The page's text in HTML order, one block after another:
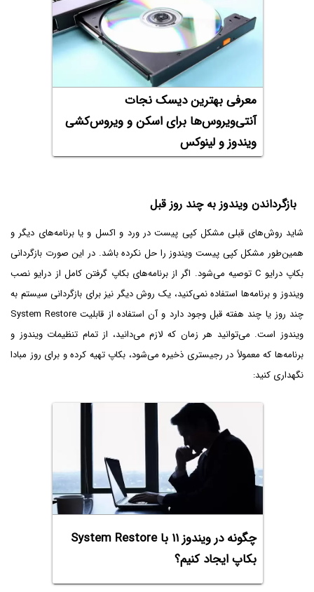
معرفی بهترین دیسک نجات
آنتی‌ویروس‌ها برای اسکن و ویروس‌کشی
ویندوز و لینوکس
بازگرداندن ویندوز به چند روز قبل
شاید روش‌های قبلی مشکل کپی پیست در ورد و اکسل و یا برنامه‌های دیگر و
همین‌طور مشکل کپی پیست ویندوز را حل نکرده باشد. در این صورت بازگردانی
بکاپ درایو C توصیه می‌شود. اگر از برنامه‌های بکاپ گرفتن کامل از درایو نصب
ویندوز و برنامه‌ها استفاده نمی‌کنید، یک روش دیگر نیز برای بازگردانی سیستم به
چند روز یا چند هفته قبل وجود دارد و آن استفاده از قابلیت System Restore
ویندوز است. می‌توانید هر زمان که لازم می‌دانید، از تمام تنظیمات ویندوز و
برنامه‌ها که معمولاً در رجیستری ذخیره می‌شود، بکاپ تهیه کرده و برای روز مبادا
نگهداری کنید:
چگونه در ویندوز ۱۱ با System Restore
بکاپ ایجاد کنیم؟